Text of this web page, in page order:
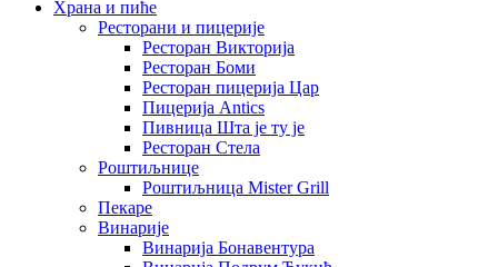
Храна и пиће
Ресторани и пицерије
Ресторан Викторија
Ресторан Боми
Ресторан пицерија Цар
Пицерија Аntics
Пивница Шта је ту је
Ресторан Стела
Роштиљнице
Роштиљница Mister Grill
Пекаре
Винарије
Винарија Бонавентура